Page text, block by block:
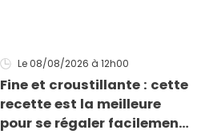
Le 08/08/2026 à 12h00
Fine et croustillante : cette
recette est la meilleure
pour se régaler facilement